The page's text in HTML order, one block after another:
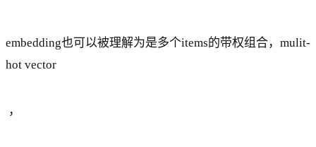
\
m
embedding也可以被理解为是多个items的带权组合，mulit-
hot vector
，